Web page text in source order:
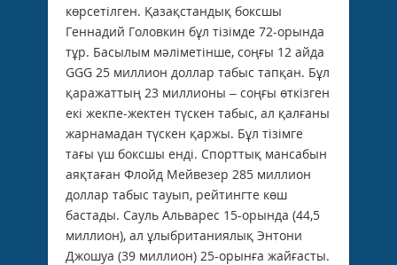
көрсетілген. Қазақстандық боксшы
Геннадий Головкин бұл тізімде 72-орында
тұр. Басылым мәліметінше, соңғы 12 айда
GGG 25 миллион доллар табыс тапқан. Бұл
қаражаттың 23 миллионы – соңғы өткізген
екі жекпе-жектен түскен табыс, ал қалғаны
жарнамадан түскен қаржы. Бұл тізімге
тағы үш боксшы енді. Спорттық мансабын
аяқтаған Флойд Мейвезер 285 миллион
доллар табыс тауып, рейтингте көш
бастады. Сауль Альварес 15-орында (44,5
миллион), ал ұлыбританиялық Энтони
Джошуа (39 миллион) 25-орынға жайғасты.